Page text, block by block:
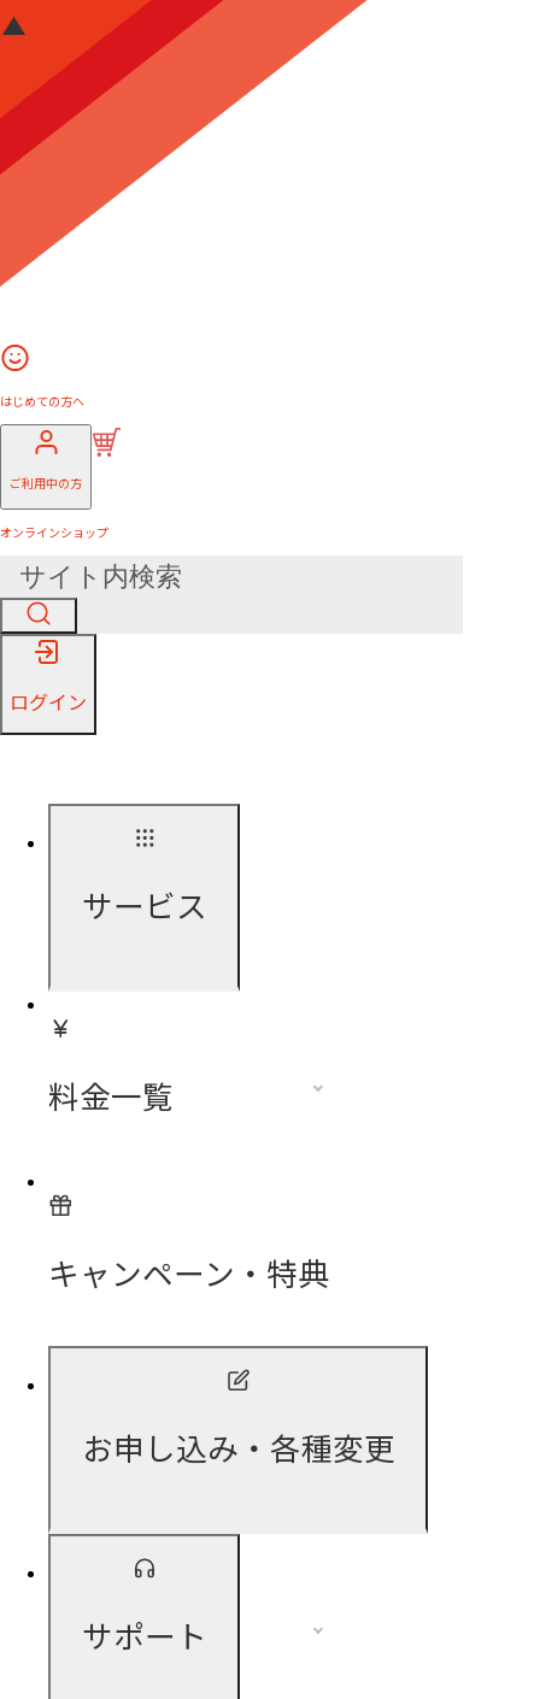
はじめての方へ
ご利用中の方
オンラインショップ
ログイン
サービス
料金一覧
キャンペーン・特典
お申し込み・各種変更
サポート